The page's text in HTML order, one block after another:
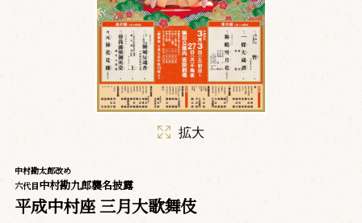
拡大
中村勘太郎改め
六代目中村勘九郎襲名披露
平成中村座 三月大歌舞伎